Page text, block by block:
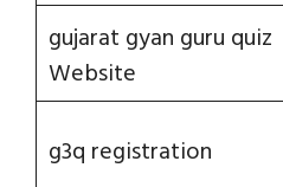
gujarat gyan guru quiz
Website
g3q registration